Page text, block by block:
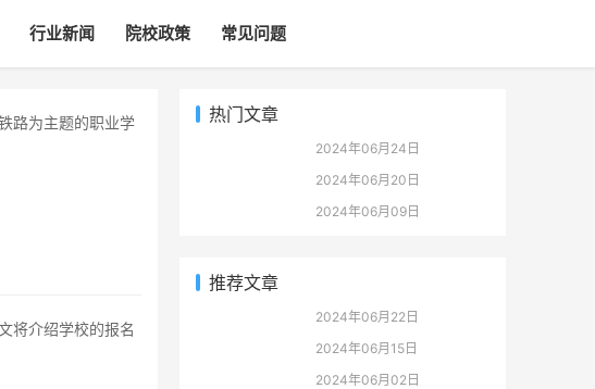
行业新闻 院校政策 常见问题
热门文章
2024年06月24日
2024年06月20日
2024年06月09日
推荐文章
2024年06月22日
2024年06月15日
2024年06月02日